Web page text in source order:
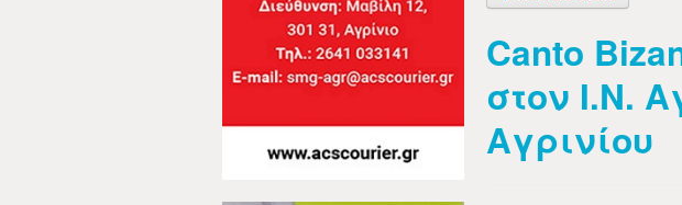
Canto
στον Ι.Ν.
Αγρινίου